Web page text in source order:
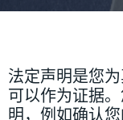
法定声明是您
可以作为证据
明，例如确认您